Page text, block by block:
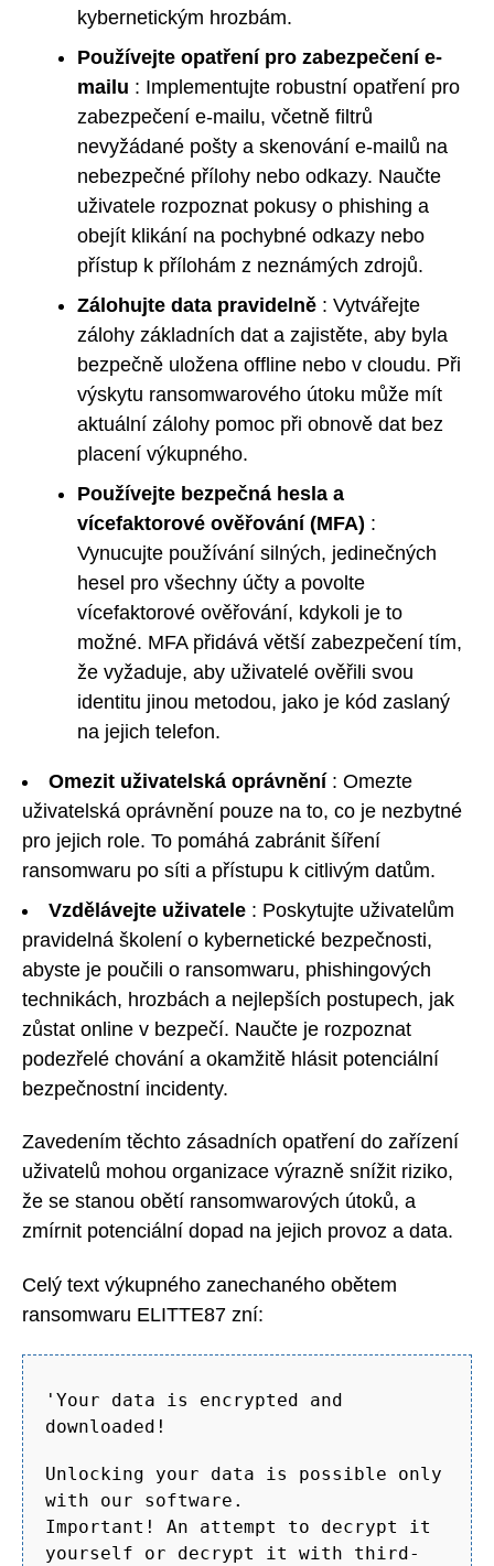
kybernetickým hrozbám.
Používejte opatření pro zabezpečení e-
mailu : Implementujte robustní opatření pro
zabezpečení e-mailu, včetně filtrů
nevyžádané pošty a skenování e-mailů na
nebezpečné přílohy nebo odkazy. Naučte
uživatele rozpoznat pokusy o phishing a
obejít klikání na pochybné odkazy nebo
přístup k přílohám z neznámých zdrojů.
Zálohujte data pravidelně : Vytvářejte
zálohy základních dat a zajistěte, aby byla
bezpečně uložena offline nebo v cloudu. Při
výskytu ransomwarového útoku může mít
aktuální zálohy pomoc při obnově dat bez
placení výkupného.
Používejte bezpečná hesla a
vícefaktorové ověřování (MFA) :
Vynucujte používání silných, jedinečných
hesel pro všechny účty a povolte
vícefaktorové ověřování, kdykoli je to
možné. MFA přidává větší zabezpečení tím,
že vyžaduje, aby uživatelé ověřili svou
identitu jinou metodou, jako je kód zaslaný
na jejich telefon.
Omezit uživatelská oprávnění: Omezte
uživatelská oprávnění pouze na to, co je nezbytné
pro jejich role. To pomáhá zabránit šíření
ransomwaru po síti a přístupu k citlivým datům.
Vzdělávejte uživatele : Poskytujte uživatelům
pravidelná školení o kybernetické bezpečnosti,
abyste je poučili o ransomwaru, phishingových
technikách, hrozbách a nejlepších postupech, jak
zůstat online v bezpečí. Naučte je rozpoznat
podezřelé chování a okamžitě hlásit potenciální
bezpečnostní incidenty.
Zavedením těchto zásadních opatření do zařízení
uživatelů mohou organizace výrazně snížit riziko,
že se stanou obětí ransomwarových útoků, a
zmírnit potenciální dopad na jejich provoz a data.
Celý text výkupného zanechaného obětem
ransomwaru ELITTE87 zní:
'Your data is encrypted and
downloaded!
Unlocking your data is possible only
with our software.
Important! An attempt to decrypt it
yourself or decrypt it with third-